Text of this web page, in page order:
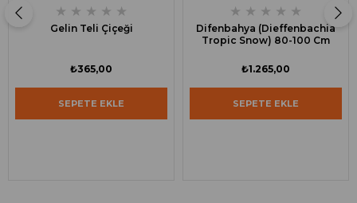
★ ★ ★ ★ ★
Gelin Teli Çiçeği
₺365,00
SEPETE EKLE
★ ★ ★ ★ ★
Difenbahya (Dieffenbachia
Tropic Snow) 80-100 Cm
₺1.265,00
SEPETE EKLE